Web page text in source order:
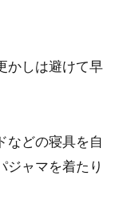
かしは避けて早
などの寝具を自
ジャマを着たり